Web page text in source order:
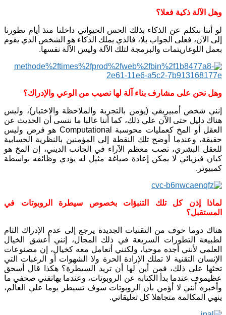
وهل الآلة ذكية فعلا؟
لو أننا نتكلم عن الذكاء بذلك الحس الحيواني داخلنا منذ أيام تطورنا
إلى الآن، فعلى الجواب بلا، فالذي يملك الذكاء هو الشخص الذي يقوم
بعمل اللوغاريتمات والبرمجة لتلك الآلة وليس الآلة نفسها.
وهل نحن على مشارف بناء آلة لها نصيب من الوعي والإدراك؟
إنني شخص أمبيريقي (يؤمن بالتجربة والملاحظة والاختبار)، وليس
هناك دليل حتى الآن علي ذلك، كما أننا غالبا ما ننسى أن الحديث عن
العقل أو المخ كعمليات محوسبة Computational هو فرض وليس
حقيقة، وعندما أوضح تلك النقطة إلى المؤمنين بالنظرية الحسابية
للعقل البشري، تصب معظم الآراء في الجانب الديني، إن المخ هو
كيان فيزيائي لا يمكن إعادة صياغة مثيل له يؤدي وظائفه بواسطة
كمبيوتر.
لماذا إذن كل تلك التنبؤات بخصوص سيطرة الروبوتات في
المستقبل؟
هناك دوما خوف من التقنيات الجديدة يرجع إلى عدم الإدراك التام
لطبيعة التطورات السريعة في ذلك المجال، إنني أعشق الخيال
العلمي لأنني أجده موحيا، ولكنني أتعامل معه كخيال، إن مصنوعات
الإنسان التقنية لا تملك الإرادة الحرة ولا الشهوات أو الرغبات التي
تحثها على ذلك، فمن أين لها أن تريد السيطرة؟ هكذا قال أسحق
عظيموف عندما بدأ الكتابة عن الروبوتات، وعندما يهاتفني صحفي ما
وأخبره أنني لا أؤمن بأن الروبوتات سوف تسيطر يوما علي العالم،
ينهي المكالمة متجاهلا كل تعليقاتي.